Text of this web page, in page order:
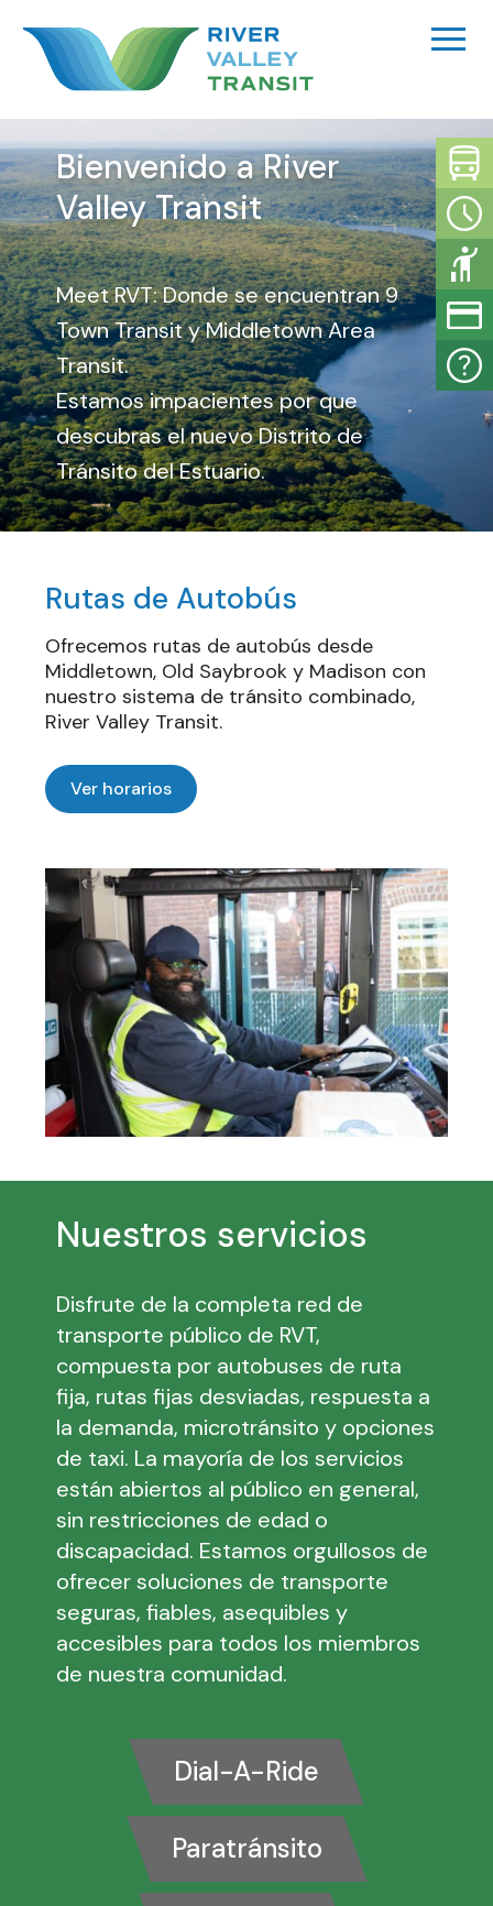
contenido
Bienvenido a River
Valley Transit
Meet RVT: Donde se encuentran 9
Town Transit y Middletown Area
Transit.
Estamos impacientes por que
descubras el nuevo Distrito de
Tránsito del Estuario.
Rutas de Autobús
Ofrecemos rutas de autobús desde
Middletown, Old Saybrook y Madison con
nuestro sistema de tránsito combinado,
River Valley Transit.
Ver horarios
Nuestros servicios
Disfrute de la completa red de
transporte público de RVT,
compuesta por autobuses de ruta
fija, rutas fijas desviadas, respuesta a
la demanda, microtránsito y opciones
de taxi. La mayoría de los servicios
están abiertos al público en general,
sin restricciones de edad o
discapacidad. Estamos orgullosos de
ofrecer soluciones de transporte
seguras, fiables, asequibles y
accesibles para todos los miembros
de nuestra comunidad.
Dial-A-Ride
Paratránsito